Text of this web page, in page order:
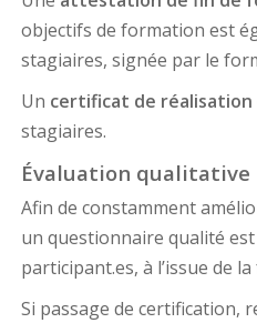
objectifs de formation est
stagiaires, signée par le
Un certificat de réalisation
stagiaires.
Évaluation qualitative
Afin de constamment
un questionnaire qualité
participant.es, à l’issue de
Si passage de certification,